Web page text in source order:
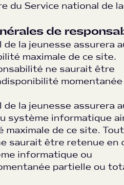
du Service national de la
de
de la jeunesse assurera
maximale de ce site.
ne saurait être
de la jeunesse assurera
système informatique
maximale de ce site.
saurait être retenue en
informatique ou
partielle ou